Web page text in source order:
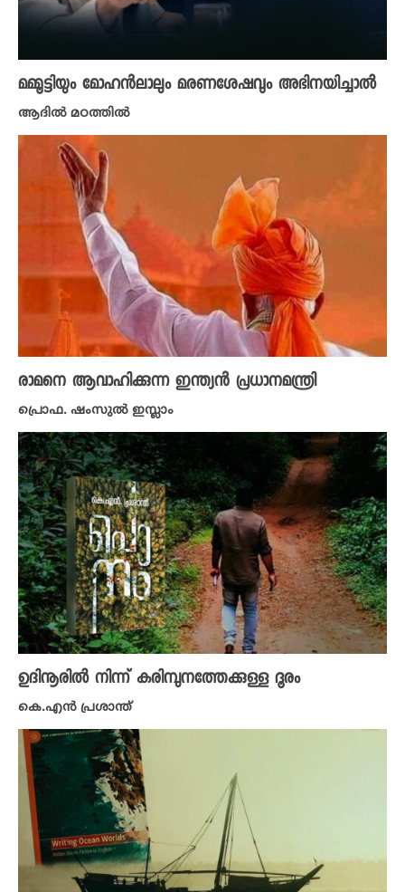
മമ്മൂട്ടിയും മോഹൻലാലും മരണശേഷവും അഭിനയിച്ചാൽ
ആദിൽ മഠത്തിൽ
രാമനെ ആവാഹിക്കുന്ന ഇന്ത്യൻ പ്രധാനമന്ത്രി
പ്രൊഫ. ഷംസുൽ ഇസ്ലാം
ഉദിനൂരിൽ നിന്ന് കരിമ്പുനത്തേക്കുള്ള ദൂരം
കെ.എൻ പ്രശാന്ത്